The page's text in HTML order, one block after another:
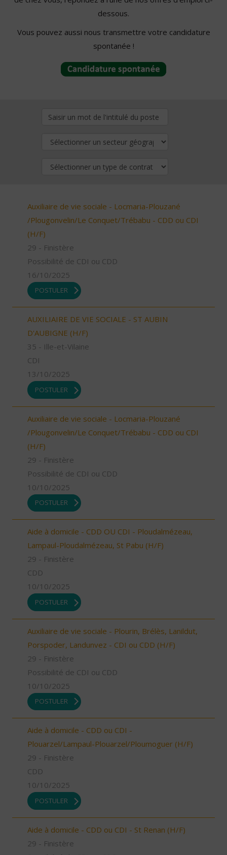
dessous.
Vous pouvez aussi nous transmettre votre candidature
spontanée !
Auxiliaire de vie sociale - Locmaria-Plouzané
/Plougonvelin/Le Conquet/Trébabu - CDD ou CDI
(H/F)
29 - Finistère
Possibilité de CDI ou CDD
16/10/2025
POSTULER
AUXILIAIRE DE VIE SOCIALE - ST AUBIN
D'AUBIGNE (H/F)
35 - Ille-et-Vilaine
CDI
13/10/2025
POSTULER
Auxiliaire de vie sociale - Locmaria-Plouzané
/Plougonvelin/Le Conquet/Trébabu - CDD ou CDI
(H/F)
29 - Finistère
Possibilité de CDI ou CDD
10/10/2025
POSTULER
Aide à domicile - CDD OU CDI - Ploudalmézeau,
Lampaul-Ploudalmézeau, St Pabu (H/F)
29 - Finistère
CDD
10/10/2025
POSTULER
Auxiliaire de vie sociale - Plourin, Brélès, Lanildut,
Porspoder, Landunvez - CDI ou CDD (H/F)
29 - Finistère
Possibilité de CDI ou CDD
10/10/2025
POSTULER
Aide à domicile - CDD ou CDI -
Plouarzel/Lampaul-Plouarzel/Ploumoguer (H/F)
29 - Finistère
CDD
10/10/2025
POSTULER
Aide à domicile - CDD ou CDI - St Renan (H/F)
29 - Finistère